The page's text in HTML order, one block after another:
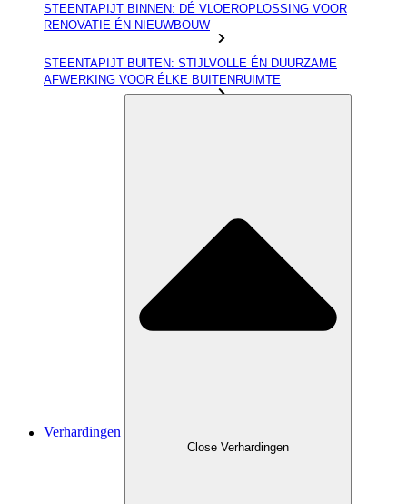
STEENTAPIJT BINNEN: DÉ VLOEROPLOSSING VOOR
RENOVATIE ÉN NIEUWBOUW
STEENTAPIJT BUITEN: STIJLVOLLE ÉN DUURZAME
AFWERKING VOOR ÉLKE BUITENRUIMTE
Verhardingen
Close Verhardingen